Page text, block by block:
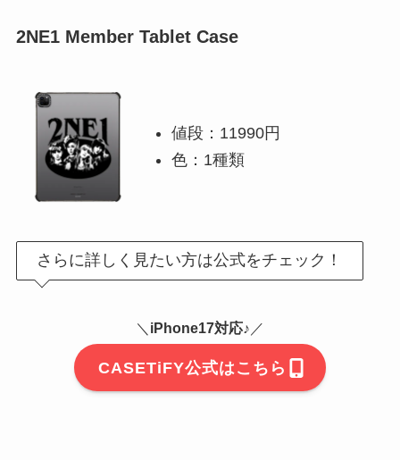
2NE1 Member Tablet Case
値段：11990円
色：1種類
さらに詳しく見たい方は公式をチェック！
＼ iPhone17対応♪ ／
CASETiFY公式はこちら